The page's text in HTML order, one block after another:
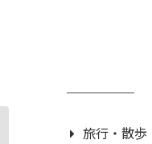
旅行・散歩